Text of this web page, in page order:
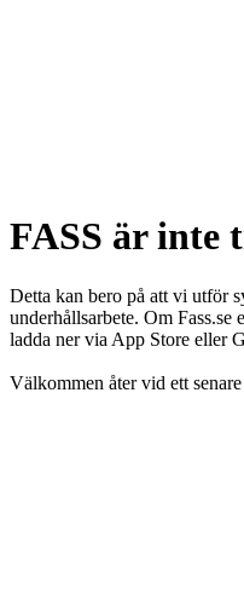
FASS är inte
Detta kan bero på att vi utför
underhållsarbete. Om
ladda ner via App Store eller
Välkommen åter vid ett